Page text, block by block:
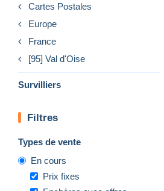
Cartes Postales
Europe
France
[95] Val d'Oise
Survilliers
Filtres
Types de vente
En cours
Prix fixes